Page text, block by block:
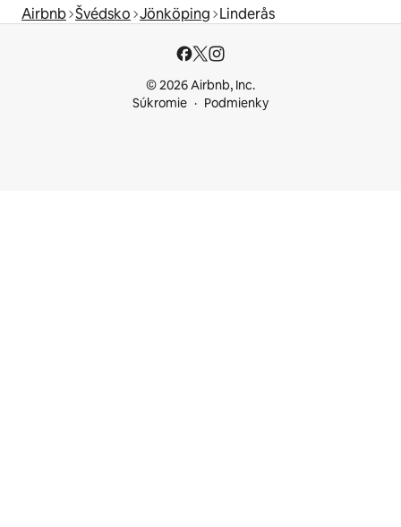
Airbnb Švédsko Jönköping Linderås
© 2026 Airbnb, Inc.
Súkromie
Podmienky